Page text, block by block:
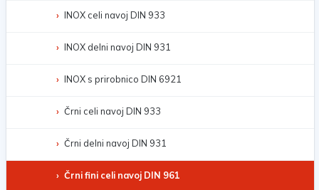
INOX celi navoj DIN 933
INOX delni navoj DIN 931
INOX s prirobnico DIN 6921
Črni celi navoj DIN 933
Črni delni navoj DIN 931
Črni fini celi navoj DIN 961